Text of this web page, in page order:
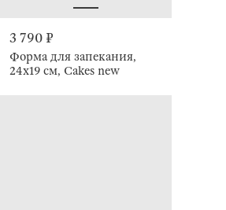
3 790 ₽
Форма для запекания,
24х19 см, Cakes new